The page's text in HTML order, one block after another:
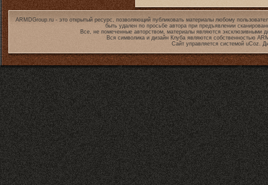
ARMDGroup.ru - это открытый ресурс, позволяющий публиковать материалы любому
быть удален по просьбе автора при предъявлении
Все, не помеченные авторством, материалы являются эксклюзивными
Вся символика и дизайн Клуба являются собственностью
Сайт управляется системой uCoz.